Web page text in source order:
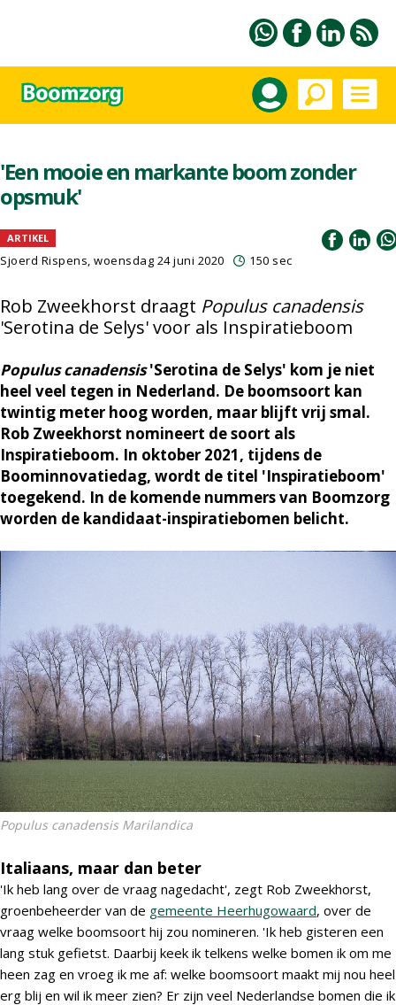
'Een mooie en markante boom zonder
opsmuk'
ARTIKEL
Sjoerd Rispens, woensdag 24 juni 2020 150 sec
Rob Zweekhorst draagt Populus canadensis
'Serotina de Selys' voor als Inspiratieboom
Populus canadensis'Serotina de Selys' kom je niet
heel veel tegen in Nederland. De boomsoort kan
twintig meter hoog worden, maar blijft vrij smal.
Rob Zweekhorst nomineert de soort als
Inspiratieboom. In oktober 2021, tijdens de
Boominnovatiedag, wordt de titel 'Inspiratieboom'
toegekend. In de komende nummers van Boomzorg
worden de kandidaat-inspiratiebomen belicht.
Populus canadensis Marilandica
Italiaans, maar dan beter
'Ik heb lang over de vraag nagedacht', zegt Rob Zweekhorst,
groenbeheerder van de gemeente Heerhugowaard, over de
vraag welke boomsoort hij zou nomineren. 'Ik heb gisteren een
lang stuk gefietst. Daarbij keek ik telkens welke bomen ik om me
heen zag en vroeg ik me af: welke boomsoort maakt mij nou heel
erg blij en wil ik meer zien? Er zijn veel Nederlandse bomen die ik